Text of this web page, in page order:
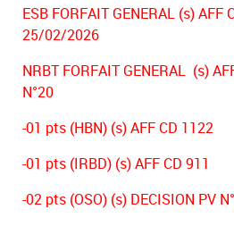
ESB FORFAIT GENERAL (s) AFF
25/02/2026
NRBT FORFAIT GENERAL (s)
N°20
-01 pts (HBN) (s) AFF CD 1122
-01 pts (IRBD) (s) AFF CD 911
-02 pts (OSO) (s) DECISION PV